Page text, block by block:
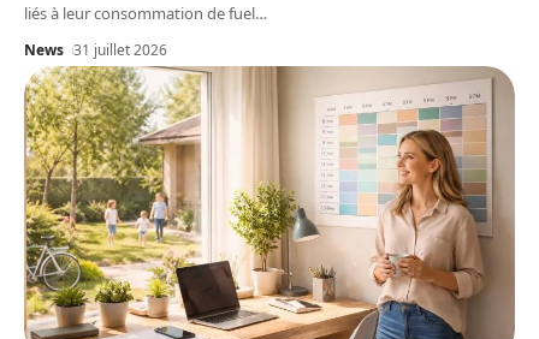
liés à leur consommation de fuel…
News 31 juillet 2026